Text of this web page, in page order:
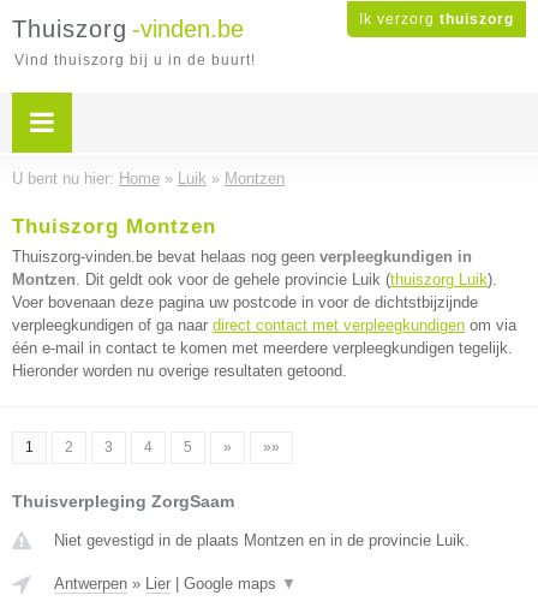
Ik verzorg thuiszorg
Thuiszorg -vinden.be
Vind thuiszorg bij u in de buurt!
U bent nu hier: Home » Luik » Montzen
Thuiszorg Montzen
Thuiszorg-vinden.be bevat helaas nog geen verpleegkundigen in
Montzen. Dit geldt ook voor de gehele provincie Luik (thuiszorg Luik).
Voer bovenaan deze pagina uw postcode in voor de dichtstbijzijnde
verpleegkundigen of ga naar direct contact met verpleegkundigen om via
één e-mail in contact te komen met meerdere verpleegkundigen tegelijk.
Hieronder worden nu overige resultaten getoond.
1 2 3 4 5 » »»
Thuisverpleging ZorgSaam
Niet gevestigd in de plaats Montzen en in de provincie Luik.
Antwerpen » Lier Google maps ▼